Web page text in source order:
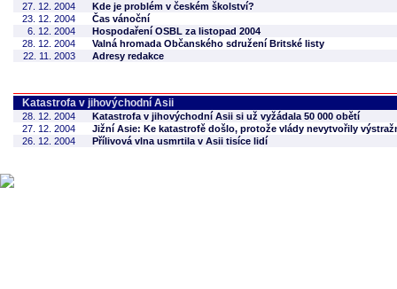
27. 12. 2004
Kde je problém v českém školství?
23. 12. 2004
Čas vánoční
6. 12. 2004
Hospodaření OSBL za listopad 2004
28. 12. 2004
Valná hromada Občanského sdružení Britské listy
22. 11. 2003
Adresy redakce
Katastrofa v jihovýchodní Asii
28. 12. 2004
Katastrofa v jihovýchodní Asii si už vyžádala 50 000 obětí
27. 12. 2004
Jižní Asie: Ke katastrofě došlo, protože vlády nevytvořily
26. 12. 2004
Přílivová vlna usmrtila v Asii tisíce lidí